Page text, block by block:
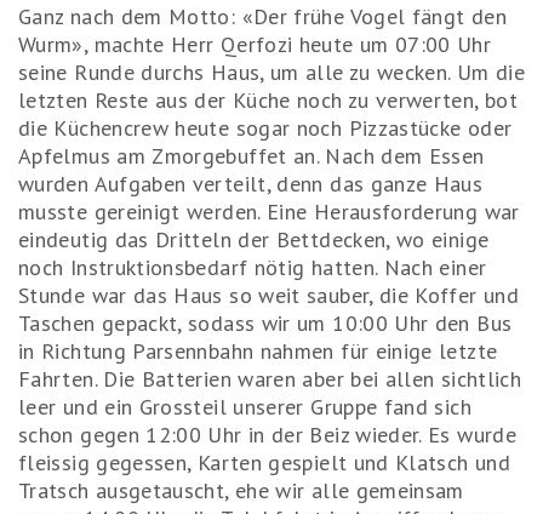
Ganz nach dem Motto: «Der frühe Vogel fängt den
Wurm», machte Herr Qerfozi heute um 07:00 Uhr
seine Runde durchs Haus, um alle zu wecken. Um die
letzten Reste aus der Küche noch zu verwerten, bot
die Küchencrew heute sogar noch Pizzastücke oder
Apfelmus am Zmorgebuffet an. Nach dem Essen
wurden Aufgaben verteilt, denn das ganze Haus
musste gereinigt werden. Eine Herausforderung war
eindeutig das Dritteln der Bettdecken, wo einige
noch Instruktionsbedarf nötig hatten. Nach einer
Stunde war das Haus so weit sauber, die Koffer und
Taschen gepackt, sodass wir um 10:00 Uhr den Bus
in Richtung Parsennbahn nahmen für einige letzte
Fahrten. Die Batterien waren aber bei allen sichtlich
leer und ein Grossteil unserer Gruppe fand sich
schon gegen 12:00 Uhr in der Beiz wieder. Es wurde
fleissig gegessen, Karten gespielt und Klatsch und
Tratsch ausgetauscht, ehe wir alle gemeinsam